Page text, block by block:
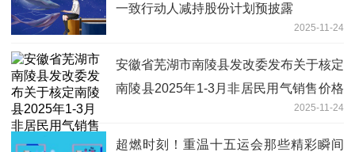
一致行动人减持股份计划预披露
2025-11-24
安徽省芜湖市南陵县发改委发布关于核定
南陵县2025年1-3月非居民用气销售价格
2025-11-24
超燃时刻！重温十五运会那些精彩瞬间